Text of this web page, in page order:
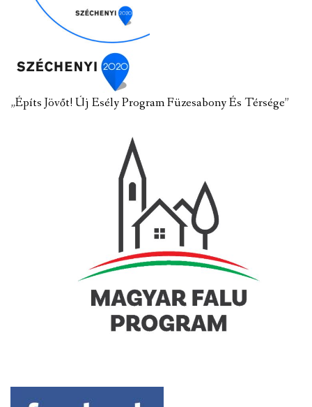
„Építs Jövőt! Új Esély Program Füzesabony És Térsége”